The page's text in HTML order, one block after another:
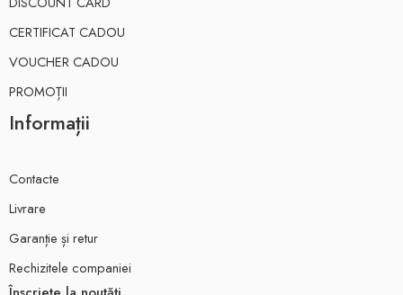
CERTIFICAT CADOU
VOUCHER CADOU
PROMOȚII
Informații
Contacte
Livrare
Garanție și retur
Rechizitele companiei